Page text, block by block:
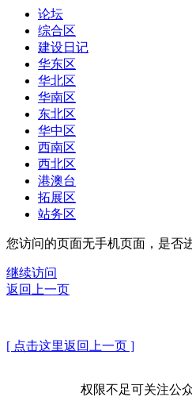
论坛
综合区
建设日记
华东区
华北区
华南区
东北区
华中区
西南区
西北区
港澳台
拓展区
站务区
您访问的页面无手机页面，是否
继续访问
返回上一页
[ 点击这里返回上一页 ]
权限不足可关注公